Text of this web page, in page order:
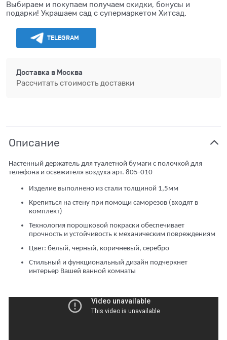
Выбираем и покупаем получаем скидки, бонусы и
подарки! Украшаем сад с супермаркетом Хитсад.
TELEGRAM
Доставка в Москва
Рассчитать стоимость доставки
Описание
Настенный держатель для туалетной бумаги с полочкой для
телефона и освежителя воздуха арт. 805-010
Изделие выполнено из стали толщиной 1,5мм
Крепиться на стену при помощи саморезов (входят в
комплект)
Технология порошковой покраски обеспечивает
прочность и устойчивость к механическим повреждениям
Цвет: белый, черный, коричневый, серебро
Стильный и функциональный дизайн подчеркнет
интерьер Вашей ванной комнаты